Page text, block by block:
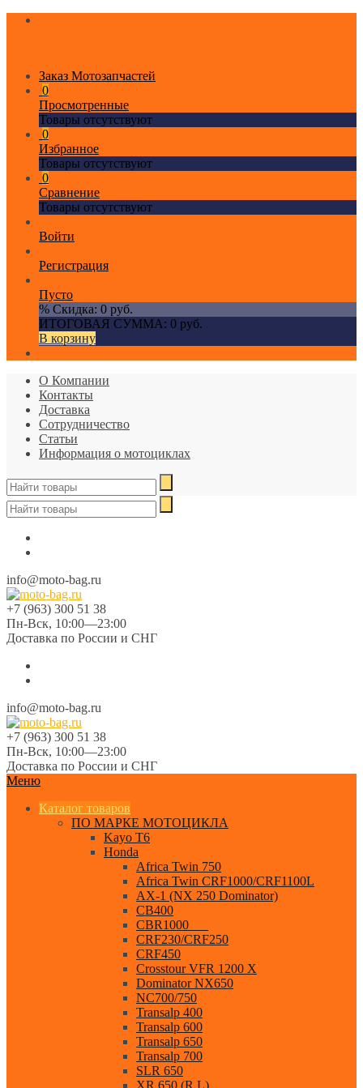
Заказ Мотозапчастей
0
Просмотренные
Товары отсутствуют
0
Избранное
Товары отсутствуют
0
Сравнение
Товары отсутствуют
Войти
Регистрация
Пусто
% Скидка: 0 руб.
ИТОГОВАЯ СУММА: 0 руб.
В корзину
О Компании
Контакты
Доставка
Сотрудничество
Статьи
Информация о мотоциклах
info@moto-bag.ru
+7 (963) 300 51 38
Пн-Вск, 10:00—23:00
Доставка по России и СНГ
info@moto-bag.ru
+7 (963) 300 51 38
Пн-Вск, 10:00—23:00
Доставка по России и СНГ
Меню
Каталог товаров
ПО МАРКЕ МОТОЦИКЛА
Kayo T6
Honda
Africa Twin 750
Africa Twin CRF1000/CRF1100L
AX-1 (NX 250 Dominator)
CB400
CBR1000___
CRF230/CRF250
CRF450
Crosstour VFR 1200 X
Dominator NX650
NC700/750
Transalp 400
Transalp 600
Transalp 650
Transalp 700
SLR 650
XR 650 (R,L)